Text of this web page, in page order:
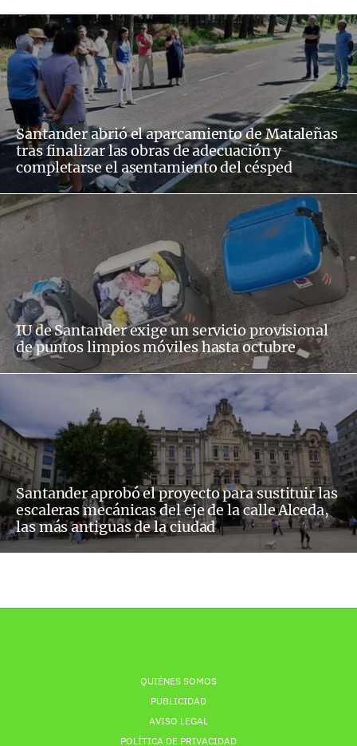
Santander abrió el aparcamiento de Mataleñas
tras finalizar las obras de adecuación y
completarse el asentamiento del césped
IU de Santander exige un servicio provisional
de puntos limpios móviles hasta octubre
Santander aprobó el proyecto para sustituir las
escaleras mecánicas del eje de la calle Alceda,
las más antiguas de la ciudad
QUIÉNES SOMOS
PUBLICIDAD
AVISO LEGAL
POLÍTICA DE PRIVACIDAD